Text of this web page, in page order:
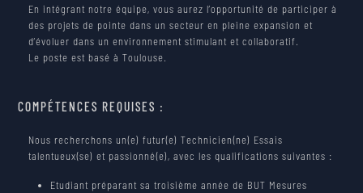
En intégrant notre équipe, vous aurez l’opportunité de participer à
des projets de pointe dans un secteur en pleine expansion et
d’évoluer dans un environnement stimulant et collaboratif.
Le poste est basé à Toulouse.
COMPÉTENCES REQUISES :
Nous recherchons un(e) futur(e) Technicien(ne) Essais
talentueux(se) et passionné(e), avec les qualifications suivantes :
Etudiant préparant sa troisième année de BUT Mesures